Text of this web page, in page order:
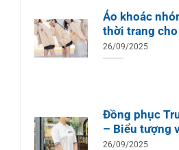
Áo khoác
thời trang cho
26/09/2025
Đồng phục
– Biểu tượng
26/09/2025